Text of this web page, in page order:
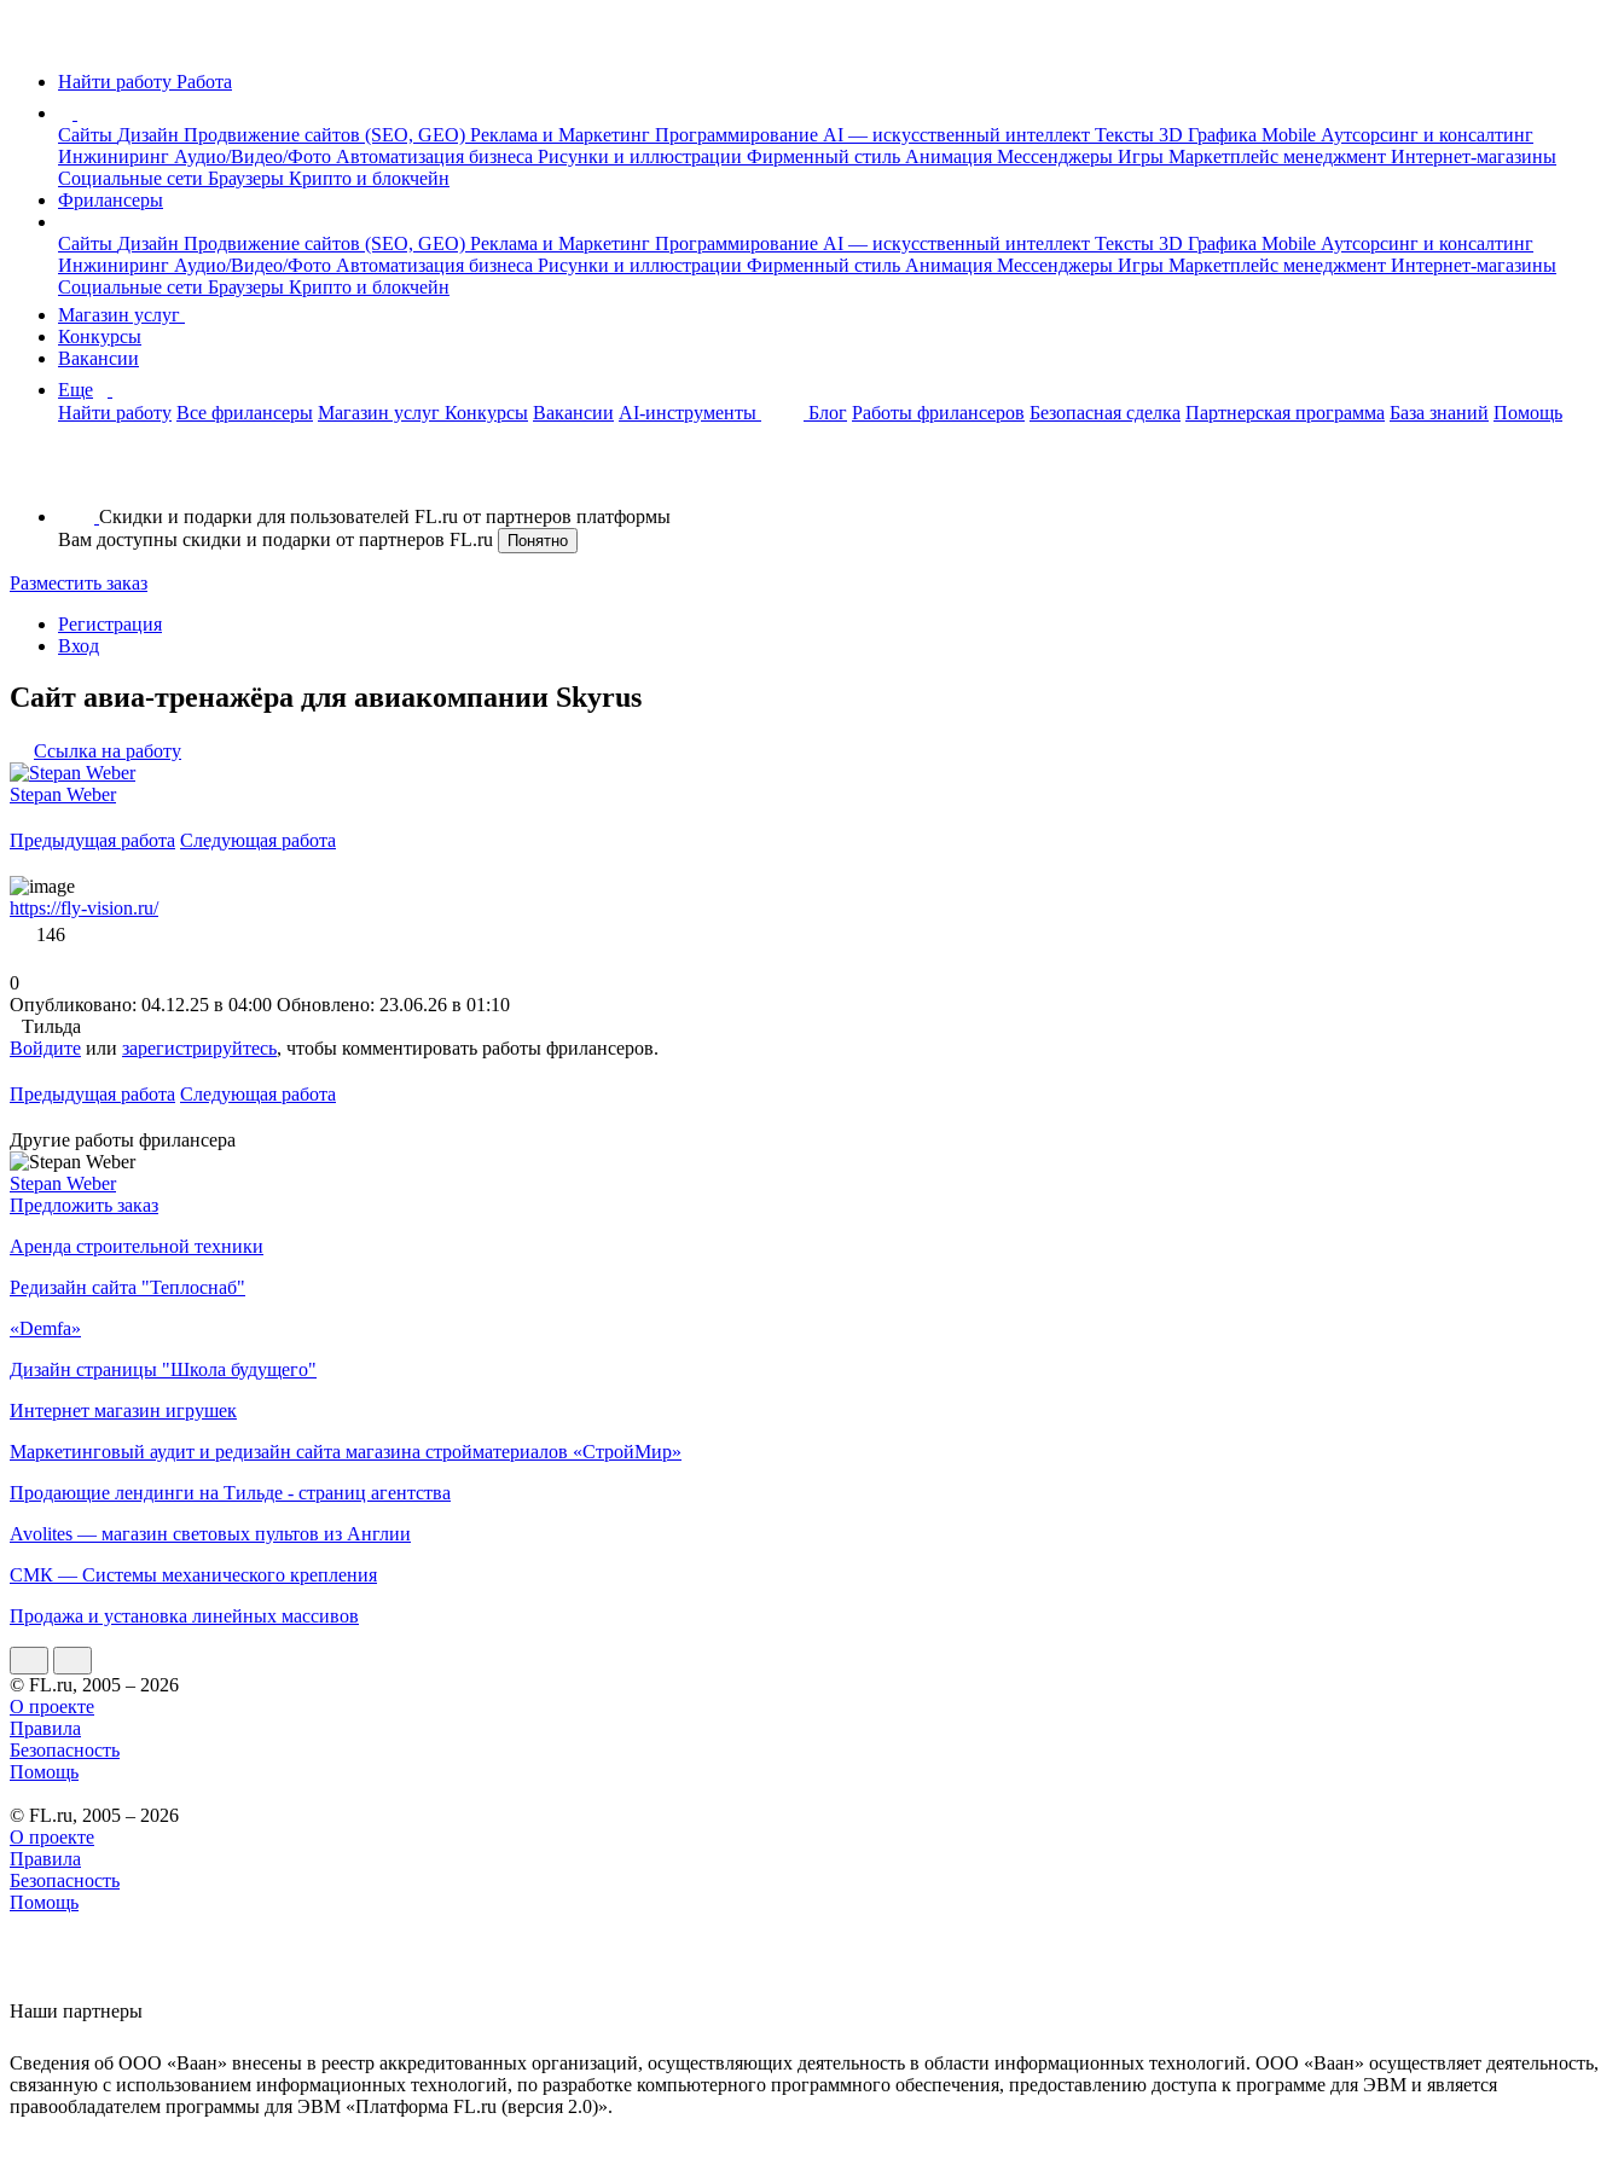
Найти работу Работа
Сайты Дизайн Продвижение сайтов (SEO, GEO) Реклама и Маркетинг Программирование AI — искусственный интеллект Тексты 3D Графика Mobile Аутсорсинг и консалтинг
Инжиниринг Аудио/Видео/Фото Автоматизация бизнеса Рисунки и иллюстрации Фирменный стиль Анимация Мессенджеры Игры Маркетплейс менеджмент Интернет-магазины
Социальные сети Браузеры Крипто и блокчейн
Фрилансеры
Сайты Дизайн Продвижение сайтов (SEO, GEO) Реклама и Маркетинг Программирование AI — искусственный интеллект Тексты 3D Графика Mobile Аутсорсинг и консалтинг
Инжиниринг Аудио/Видео/Фото Автоматизация бизнеса Рисунки и иллюстрации Фирменный стиль Анимация Мессенджеры Игры Маркетплейс менеджмент Интернет-магазины
Социальные сети Браузеры Крипто и блокчейн
Магазин услуг
Конкурсы
Вакансии
Еще
Найти работу Все фрилансеры Магазин услуг Конкурсы Вакансии AI-инструменты Блог Работы фрилансеров Безопасная сделка Партнерская программа База знаний Помощь
Скидки и подарки для пользователей FL.ru от партнеров платформы
Вам доступны скидки и подарки от партнеров FL.ru
Понятно
Разместить заказ
Регистрация
Вход
Сайт авиа-тренажёра для авиакомпании Skyrus
Ссылка на работу
Stepan Weber
Предыдущая работа Следующая работа
https://fly-vision.ru/
146
0
Опубликовано: 04.12.25 в 04:00 Обновлено: 23.06.26 в 01:10
Тильда
Войдите или зарегистрируйтесь, чтобы комментировать работы фрилансеров.
Предыдущая работа Следующая работа
Другие работы фрилансера
Stepan Weber
Предложить заказ
Аренда строительной техники
Редизайн сайта "Теплоснаб"
«Demfa»
Дизайн страницы "Школа будущего"
Интернет магазин игрушек
Маркетинговый аудит и редизайн сайта магазина стройматериалов «СтройМир»
Продающие лендинги на Тильде - страниц агентства
Avolites — магазин световых пультов из Англии
СМК — Системы механического крепления
Продажа и установка линейных массивов
© FL.ru, 2005 – 2026
О проекте
Правила
Безопасность
Помощь
© FL.ru, 2005 – 2026
О проекте
Правила
Безопасность
Помощь
Наши партнеры
Сведения об ООО «Ваан» внесены в реестр аккредитованных организаций, осуществляющих деятельность в области информационных технологий. ООО «Ваан» осуществляет деятельность,
связанную с использованием информационных технологий, по разработке компьютерного программного обеспечения, предоставлению доступа к программе для ЭВМ и является
правообладателем программы для ЭВМ «Платформа FL.ru (версия 2.0)».